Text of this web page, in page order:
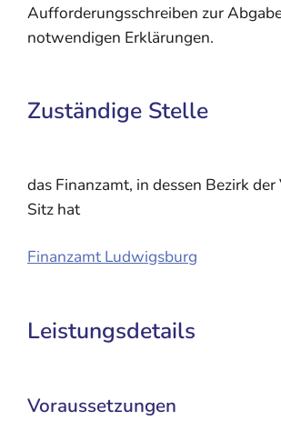
Aufforderungsschreiben zur
notwendigen Erklärungen.
Zuständige Stelle
das Finanzamt, in dessen Bezirk der
Sitz hat
Finanzamt Ludwigsburg
Leistungsdetails
Voraussetzungen